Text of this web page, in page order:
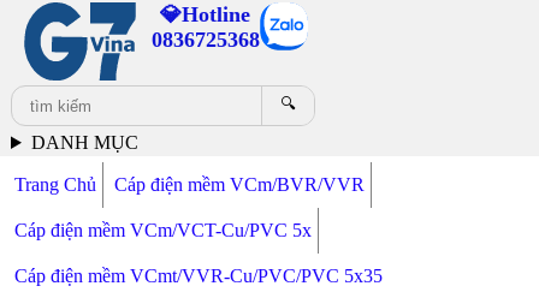
💎Hotline
0836725368
🔍
DANH MỤC
Trang Chủ Cáp điện mềm VCm/BVR/VVR
Cáp điện mềm VCm/VCT-Cu/PVC 5x
Cáp điện mềm VCmt/VVR-Cu/PVC/PVC 5x35